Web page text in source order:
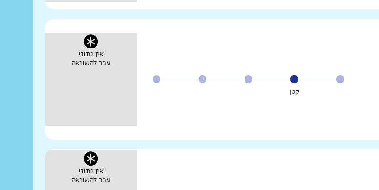
קטן
אין נתוני
עבר להשוואה
אין נתוני
עבר להשוואה